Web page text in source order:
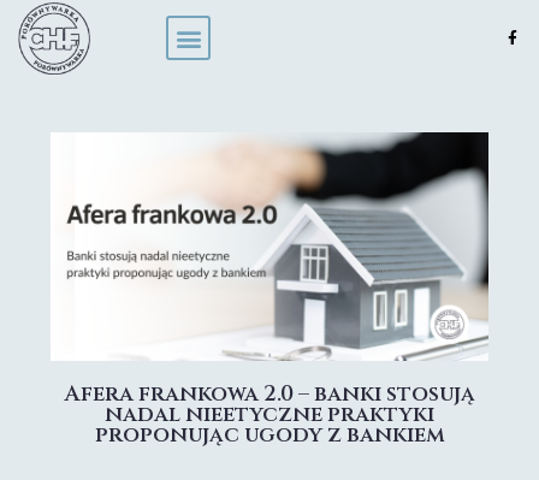
Afera frankowa 2.0 – banki stosują
nadal nieetyczne praktyki
proponując ugody z bankiem